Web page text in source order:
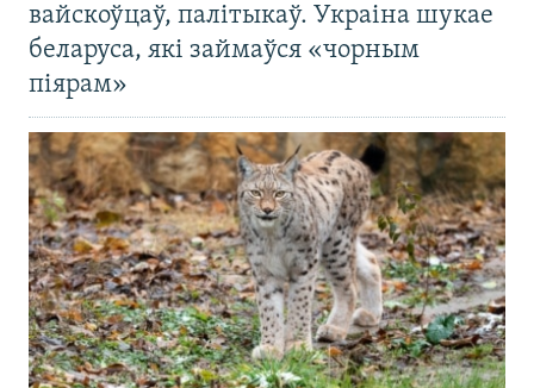
вайскоўцаў, палітыкаў. Украіна шукае
беларуса, які займаўся «чорным
піярам»